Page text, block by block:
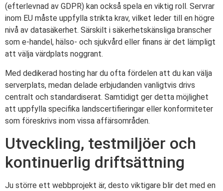
(efterlevnad av GDPR) kan också spela en viktig roll. Servrar
inom EU måste uppfylla strikta krav, vilket leder till en högre
nivå av datasäkerhet. Särskilt i säkerhetskänsliga branscher
som e-handel, hälso- och sjukvård eller finans är det lämpligt
att välja värdplats noggrant.
Med dedikerad hosting har du ofta fördelen att du kan välja
serverplats, medan delade erbjudanden vanligtvis drivs
centralt och standardiserat. Samtidigt ger detta möjlighet
att uppfylla specifika landscertifieringar eller konformiteter
som föreskrivs inom vissa affärsområden.
Utveckling, testmiljöer och
kontinuerlig driftsättning
Ju större ett webbprojekt är, desto viktigare blir det med en